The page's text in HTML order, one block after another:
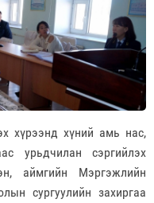
хүрээнд хүний амь нас,
урьдчилан сэргийлэх
аймгийн Мэргэжлийн
сургуулийн захиргаа